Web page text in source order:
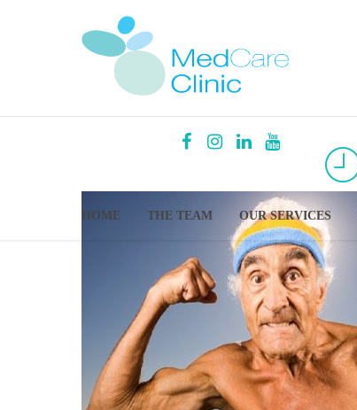
HOME THE TEAM OUR SERVICES